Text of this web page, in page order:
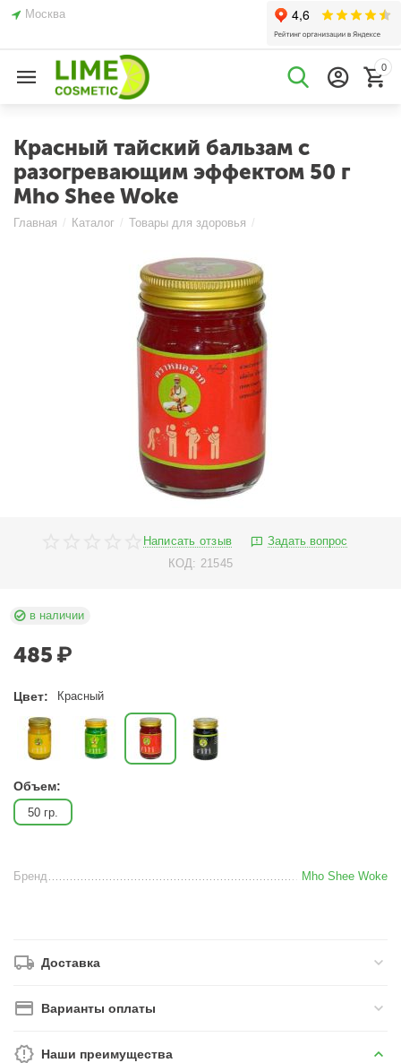
Москва
0
Красный тайский бальзам с
разогревающим эффектом 50 г
Mho Shee Woke
Главная / Каталог / Товары для здоровья /
Написать отзыв
Задать вопрос
КОД: 21545
в наличии
485 ₽
Цвет: Красный
Объем:
50 гр.
Бренд Mho Shee Woke
Доставка
Варианты оплаты
Наши преимущества